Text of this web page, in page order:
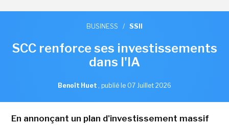
BUSINESS / SSII
SCC renforce ses investissements
dans l'IA
Benoît Huet , publié le 07 Juillet 2026
En annonçant un plan d'investissement massif